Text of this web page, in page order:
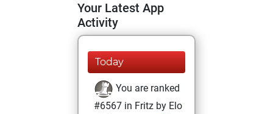
Your Latest App
Activity
Today
You are ranked
#6567 in Fritz by Elo